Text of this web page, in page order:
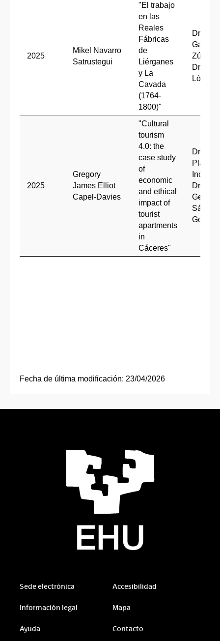
2025
Mikel Navarro
Satrustegui
"El trabajo
en las
Reales
Fábricas
de
Liérganes
y La
Cavada
(1764-
1800)"
Dr.
García-
Zúñiga
Dr.
López
2025
Gregory
James Elliot
Capel-Davies
"Cultural
tourism
4.0: the
case study
of
economic
and ethical
impact of
tourist
apartments
in
Cáceres"
Dra.
Plaza
Dra.
Gemma
Fecha de última modificación: 23/04/2026
Sede electrónica Accesibilidad
Información legal Mapa
Ayuda Contacto